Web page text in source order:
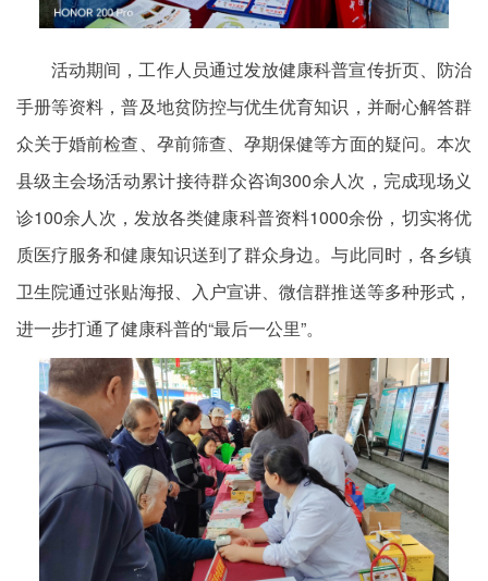
活动期间，工作人员通过发放健康科普宣传折页、防治
手册等资料，普及地贫防控与优生优育知识，并耐心解答群
众关于婚前检查、孕前筛查、孕期保健等方面的疑问。本次
县级主会场活动累计接待群众咨询300余人次，完成现场义
诊100余人次，发放各类健康科普资料1000余份，切实将优
质医疗服务和健康知识送到了群众身边。与此同时，各乡镇
卫生院通过张贴海报、入户宣讲、微信群推送等多种形式，
进一步打通了健康科普的“最后一公里”。